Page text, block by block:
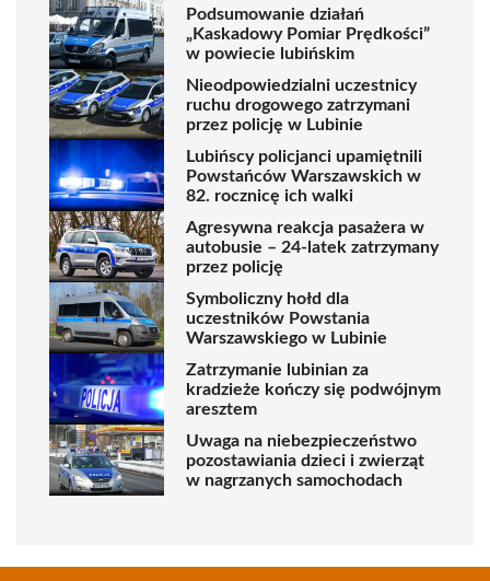
Podsumowanie działań
„Kaskadowy Pomiar Prędkości”
w powiecie lubińskim
Nieodpowiedzialni uczestnicy
ruchu drogowego zatrzymani
przez policję w Lubinie
Lubińscy policjanci upamiętnili
Powstańców Warszawskich w
82. rocznicę ich walki
Agresywna reakcja pasażera w
autobusie – 24-latek zatrzymany
przez policję
Symboliczny hołd dla
uczestników Powstania
Warszawskiego w Lubinie
Zatrzymanie lubinian za
kradzieże kończy się podwójnym
aresztem
Uwaga na niebezpieczeństwo
pozostawiania dzieci i zwierząt
w nagrzanych samochodach